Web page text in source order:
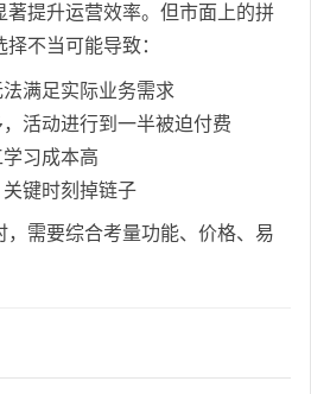
著提升运营效率。但市面上的拼
不当可能导致：
满足实际业务需求
活动进行到一半被迫付费
习成本高
键时刻掉链子
，需要综合考量功能、价格、易